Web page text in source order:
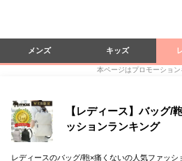
メンズ キッズ
本ページはプロモーショ
【レディース】バッグ/
ッションランキング
レディースのバッグ/鞄×痛くないの人気ファッ